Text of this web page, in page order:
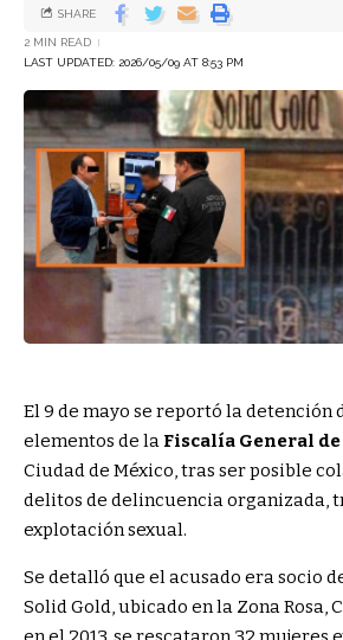
LAST UPDATED: 2026/05/09 AT 8:53 PM
2 MIN READ
SHARE
El 9 de mayo se reportó la detención
elementos de la Fiscalía General
Ciudad de México, tras ser posible
delitos de delincuencia organizada,
explotación sexual.
Se detalló que el acusado era socio
Solid Gold, ubicado en la Zona Rosa,